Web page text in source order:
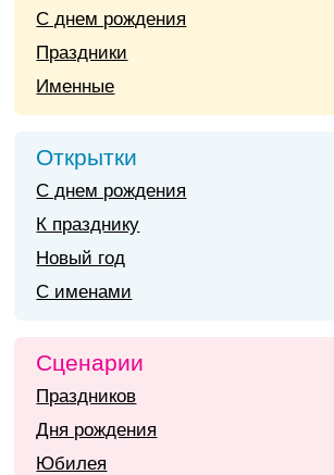
С днем рождения
Праздники
Именные
Открытки
С днем рождения
К празднику
Новый год
С именами
Сценарии
Праздников
Дня рождения
Юбилея